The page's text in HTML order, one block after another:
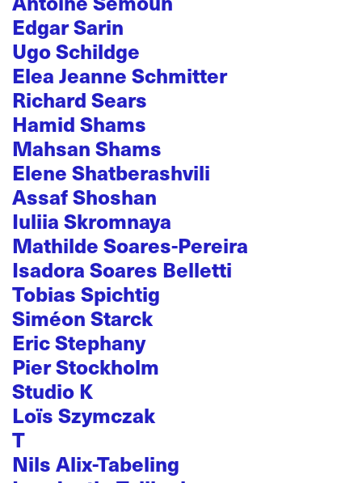
Edgar Sarin
Ugo Schildge
Elea Jeanne Schmitter
Richard Sears
Hamid Shams
Mahsan Shams
Elene Shatberashvili
Assaf Shoshan
Iuliia Skromnaya
Mathilde Soares-Pereira
Isadora Soares Belletti
Tobias Spichtig
Siméon Starck
Eric Stephany
Pier Stockholm
Studio K
Loïs Szymczak
T
Nils Alix-Tabeling